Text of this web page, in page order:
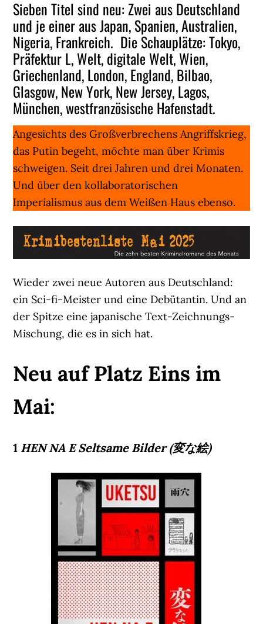
Sieben Titel sind neu: Zwei aus Deutschland
und je einer aus Japan, Spanien, Australien,
Nigeria, Frankreich. Die Schauplätze: Tokyo,
Präfektur L, Welt, digitale Welt, Wien,
Griechenland, London, England, Bilbao,
Glasgow, New York, New Jersey, Lagos,
München, westfranzösische Hafenstadt.
Angesichts des Großverbrechens Angriffskrieg,
das Putin begeht, möchte man über Krimis
schweigen. Seit drei Jahren und drei Monaten.
Und über den kollaboratorischen
Imperialismus aus dem Weißen Haus ebenso.
Wieder zwei neue Autoren aus Deutschland:
ein Sci-fi-Meister und eine Debütantin. Und an
der Spitze eine japanische Text-Zeichnungs-
Mischung, die es in sich hat.
Neu auf Platz Eins im
Mai:
1 HEN NA E Seltsame Bilder (変な絵)